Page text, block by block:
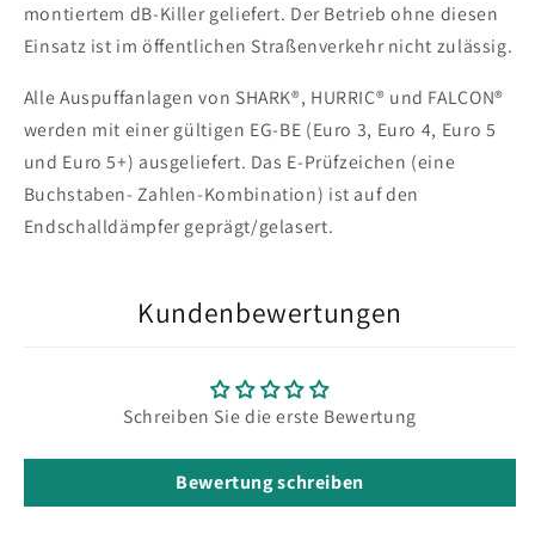
montiertem dB-Killer geliefert. Der Betrieb ohne diesen
Einsatz ist im öffentlichen Straßenverkehr nicht zulässig.
Alle Auspuffanlagen von SHARK®, HURRIC® und FALCON®
werden mit einer gültigen EG-BE (Euro 3, Euro 4, Euro 5
und Euro 5+) ausgeliefert. Das E-Prüfzeichen (eine
Buchstaben- Zahlen-Kombination) ist auf den
Endschalldämpfer geprägt/gelasert.
Kundenbewertungen
Schreiben Sie die erste Bewertung
Bewertung schreiben